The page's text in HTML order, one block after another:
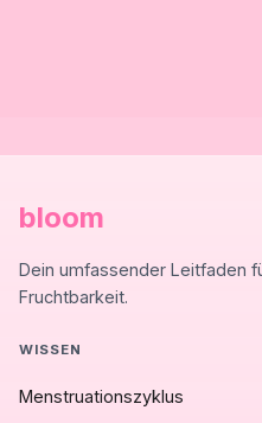
bloom
Dein umfassender Leitfaden
Fruchtbarkeit.
WISSEN
Menstruationszyklus